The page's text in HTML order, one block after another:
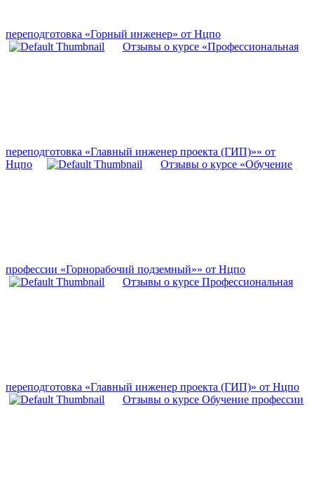
переподготовка «Горный инженер» от Нцпо
Отзывы о курсе «Профессиональная
переподготовка «Главный инженер проекта (ГИП)»» от
Нцпо
Отзывы о курсе «Обучение
профессии «Горнорабочий подземный»» от Нцпо
Отзывы о курсе Профессиональная
переподготовка «Главный инженер проекта (ГИП)» от Нцпо
Отзывы о курсе Обучение профессии